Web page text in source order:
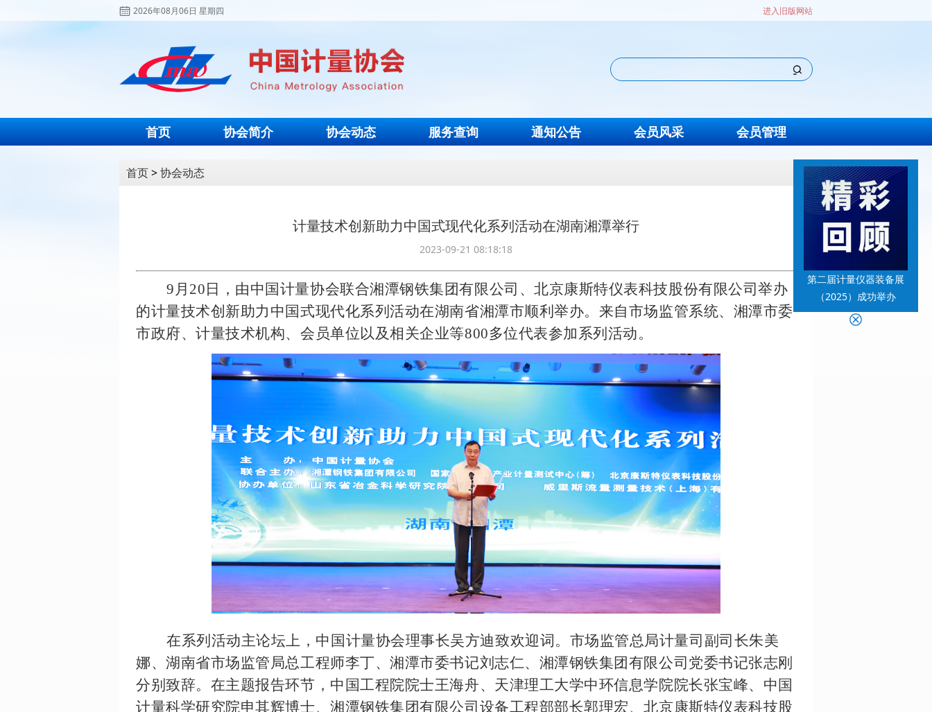
2026年08月06日 星期四 进入旧版网站
首页 协会简介 协会动态 服务查询 通知公告 会员风采 会员管理
第二届计量仪器装备展
（2025）成功举办
首页>协会动态
计量技术创新助力中国式现代化系列活动在湖南湘潭举行
2023-09-21 08:18:18
9月20日，由中国计量协会联合湘潭钢铁集团有限公司、北京康斯特仪表科技股份有限公司举办
的计量技术创新助力中国式现代化系列活动在湖南省湘潭市顺利举办。来自市场监管系统、湘潭市委
市政府、计量技术机构、会员单位以及相关企业等800多位代表参加系列活动。
在系列活动主论坛上，中国计量协会理事长吴方迪致欢迎词。市场监管总局计量司副司长朱美
娜、湖南省市场监管局总工程师李丁、湘潭市委书记刘志仁、湘潭钢铁集团有限公司党委书记张志刚
分别致辞。在主题报告环节，中国工程院院士王海舟、天津理工大学中环信息学院院长张宝峰、中国
计量科学研究院申其辉博士、湘潭钢铁集团有限公司设备工程部部长郭理宏、北京康斯特仪表科技股